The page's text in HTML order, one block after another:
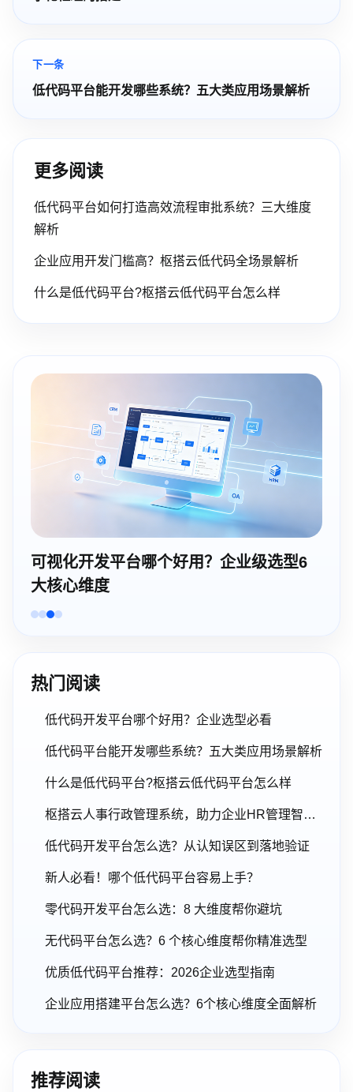
下一条
低代码平台能开发哪些系统？五大类应用场景解析
更多阅读
低代码平台如何打造高效流程审批系统？三大维度
解析
企业应用开发门槛高？枢搭云低代码全场景解析
什么是低代码平台?枢搭云低代码平台怎么样
可视化开发平台哪个好用？企业级选型6
大核心维度
热门阅读
低代码开发平台哪个好用？企业选型必看
低代码平台能开发哪些系统？五大类应用场景解析
什么是低代码平台?枢搭云低代码平台怎么样
枢搭云人事行政管理系统，助力企业HR管理智能化升级
低代码开发平台怎么选？从认知误区到落地验证
新人必看！哪个低代码平台容易上手？
零代码开发平台怎么选：8 大维度帮你避坑
无代码平台怎么选？6 个核心维度帮你精准选型
优质低代码平台推荐：2026企业选型指南
企业应用搭建平台怎么选？6个核心维度全面解析
推荐阅读